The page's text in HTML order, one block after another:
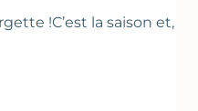
!C’est la saison et,